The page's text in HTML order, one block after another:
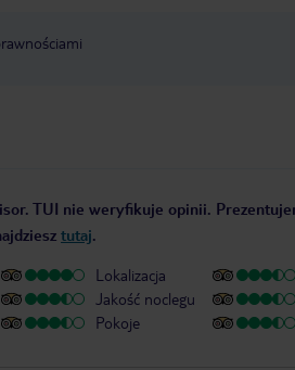
TUI nie weryfikuje opinii.
tutaj.
Lokalizacja
Jakość noclegu
Pokoje